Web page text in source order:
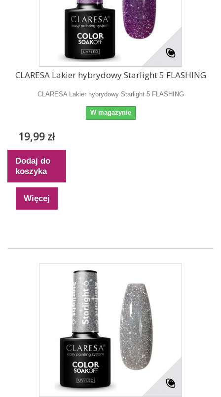
CLARESA Lakier hybrydowy Starlight 5 FLASHING
CLARESA Lakier hybrydowy Starlight 5 FLASHING
W magazynie
19,99 zł
Dodaj do
koszyka
Więcej